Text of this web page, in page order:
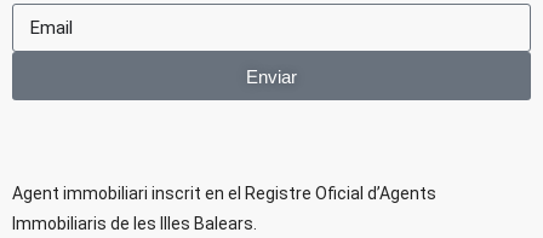
Enviar
Agent immobiliari inscrit en el Registre Oficial d’Agents
lmmobiliaris de les llles Balears.